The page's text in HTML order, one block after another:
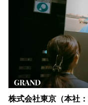
で
す
株式会社東京（本社